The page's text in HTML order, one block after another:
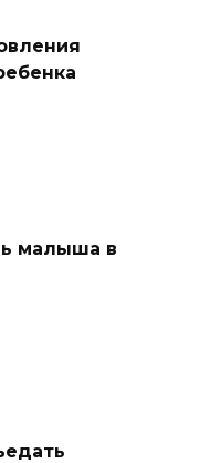
малыша в